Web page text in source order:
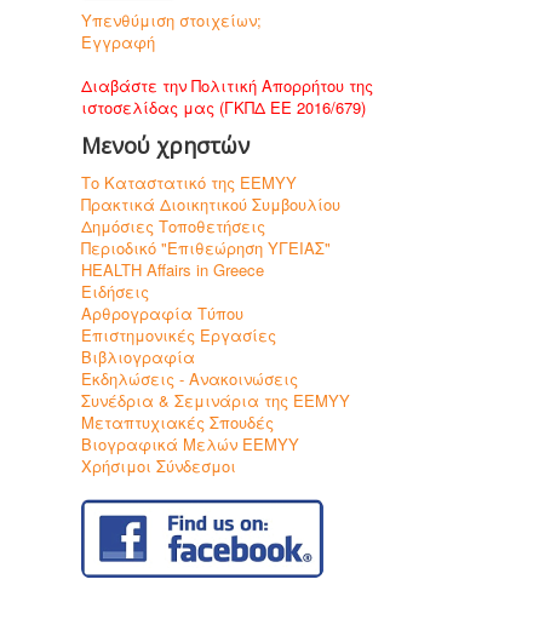
Υπενθύμιση στοιχείων;
Εγγραφή
Διαβάστε την Πολιτική Απορρήτου της
ιστοσελίδας μας (ΓΚΠΔ ΕΕ 2016/679)
Μενού χρηστών
Το Καταστατικό της ΕΕΜΥΥ
Πρακτικά Διοικητικού Συμβουλίου
Δημόσιες Τοποθετήσεις
Περιοδικό "Επιθεώρηση ΥΓΕΙΑΣ"
HEALTH Affairs in Greece
Ειδήσεις
Αρθρογραφία Τύπου
Επιστημονικές Εργασίες
Βιβλιογραφία
Εκδηλώσεις - Ανακοινώσεις
Συνέδρια & Σεμινάρια της ΕΕΜΥΥ
Μεταπτυχιακές Σπουδές
Βιογραφικά Μελών ΕΕΜΥΥ
Χρήσιμοι Σύνδεσμοι